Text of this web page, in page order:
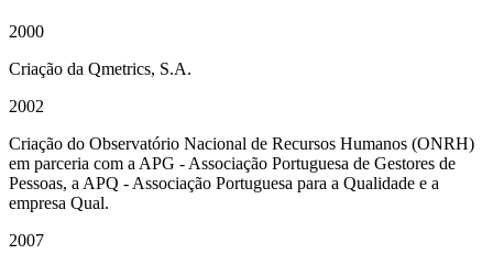
2000
Criação da Qmetrics, S.A.
2002
Criação do Observatório Nacional de Recursos Humanos (ONRH)
em parceria com a APG - Associação Portuguesa de Gestores de
Pessoas, a APQ - Associação Portuguesa para a Qualidade e a
empresa Qual.
2007